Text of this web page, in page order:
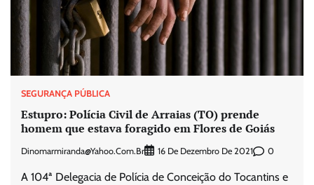
SEGURANÇA PÚBLICA
Estupro: Polícia Civil de Arraias (TO) prende
homem que estava foragido em Flores de Goiás
Dinomarmiranda@yahoo.com.br 16 De Dezembro De 2021 0
A 104ª Delegacia de Polícia de Conceição do Tocantins e